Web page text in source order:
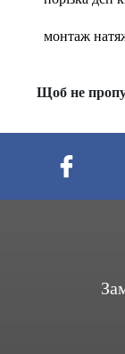
монтаж
Щоб не